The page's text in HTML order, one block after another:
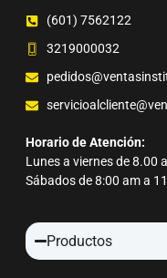
(601) 7562122
3219000032
Horario de Atención:
Lunes a viernes de 8.00
Sábados de 8:00 am a
Productos